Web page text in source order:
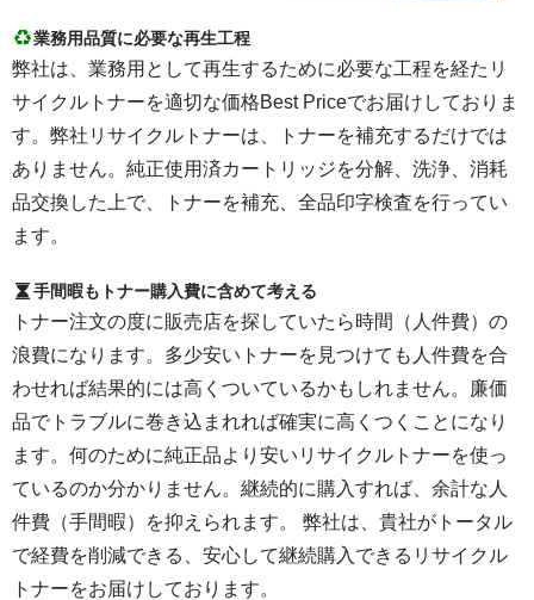
業務用品質に必要な再生工程
弊社は、業務用として再生するために必要な工程を経たリ
サイクルトナーを適切な価格Best Priceでお届けしておりま
す。弊社リサイクルトナーは、トナーを補充するだけでは
ありません。純正使用済カートリッジを分解、洗浄、消耗
品交換した上で、トナーを補充、全品印字検査を行ってい
ます。
手間暇もトナー購入費に含めて考える
トナー注文の度に販売店を探していたら時間（人件費）の
浪費になります。多少安いトナーを見つけても人件費を合
わせれば結果的には高くついているかもしれません。廉価
品でトラブルに巻き込まれれば確実に高くつくことになり
ます。何のために純正品より安いリサイクルトナーを使っ
ているのか分かりません。継続的に購入すれば、余計な人
件費（手間暇）を抑えられます。 弊社は、貴社がトータル
で経費を削減できる、安心して継続購入できるリサイクル
トナーをお届けしております。